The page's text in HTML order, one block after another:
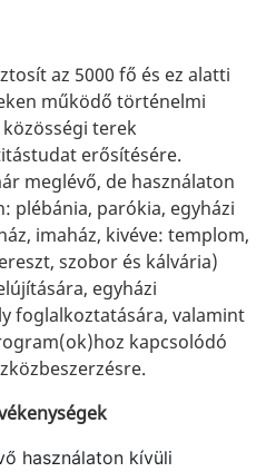
az 5000 fő és ez alatti
működő történelmi
terek
erősítésére.
meglévő, de használaton
plébánia, parókia, egyházi
imaház, kivéve: templom,
szobor és kálvária)
egyházi
foglalkoztatására, valamint
kapcsolódó
használaton kívüli